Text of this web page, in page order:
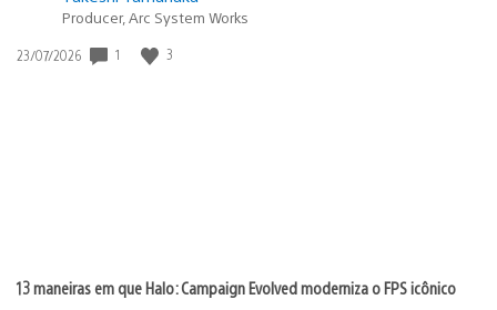
Producer, Arc System Works
Data
23/07/2026 1 3
13 maneiras em que Halo: Campaign Evolved moderniza o FPS icônico